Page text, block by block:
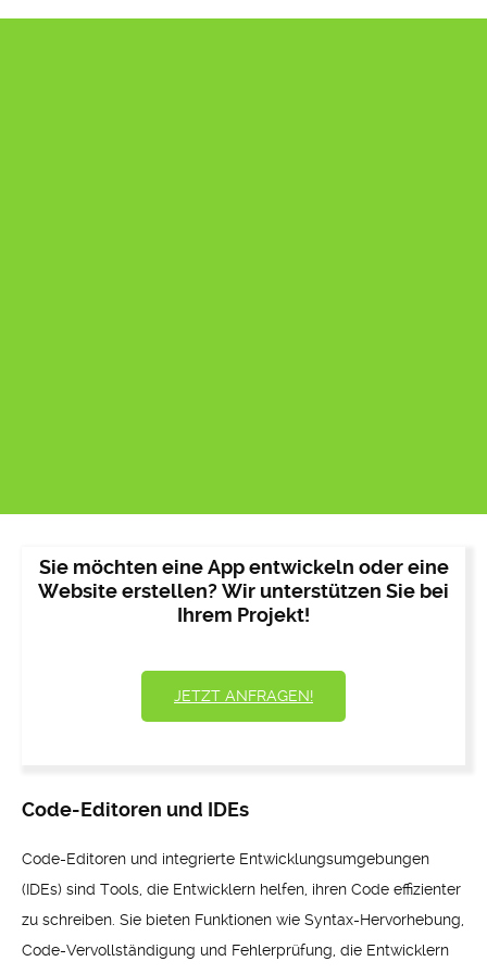
Sie möchten eine App entwickeln oder eine
Website erstellen? Wir unterstützen Sie bei
Ihrem Projekt!
JETZT ANFRAGEN!
Code-Editoren und IDEs
Code-Editoren und integrierte Entwicklungsumgebungen
(IDEs) sind Tools, die Entwicklern helfen, ihren Code effizienter
zu schreiben. Sie bieten Funktionen wie Syntax-Hervorhebung,
Code-Vervollständigung und Fehlerprüfung, die Entwicklern